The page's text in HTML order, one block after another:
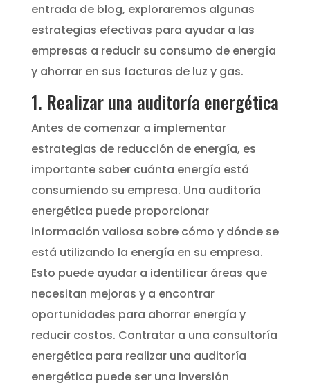
entrada de blog, exploraremos algunas
estrategias efectivas para ayudar a las
empresas a reducir su consumo de energía
y ahorrar en sus facturas de luz y gas.
1. Realizar una auditoría energética
Antes de comenzar a implementar
estrategias de reducción de energía, es
importante saber cuánta energía está
consumiendo su empresa. Una auditoría
energética puede proporcionar
información valiosa sobre cómo y dónde se
está utilizando la energía en su empresa.
Esto puede ayudar a identificar áreas que
necesitan mejoras y a encontrar
oportunidades para ahorrar energía y
reducir costos. Contratar a una consultoría
energética para realizar una auditoría
energética puede ser una inversión